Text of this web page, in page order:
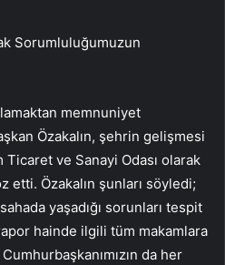
Sorumluluğumuzun
memnuniyet
Özakalın, şehrin gelişmesi
Ticaret ve Sanayi Odası olarak
etti. Özakalın şunları söyledi;
yaşadığı sorunları tespit
hainde ilgili tüm makamlara
da her